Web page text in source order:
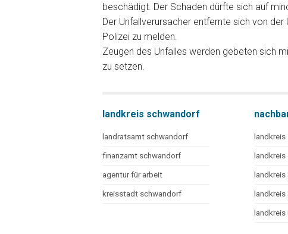
beschädigt. Der Schaden dürfte sich auf
Der Unfallverursacher entfernte sich von
Polizei zu melden.
Zeugen des Unfalles werden gebeten sich
zu setzen.
landkreis schwandorf
landratsamt schwandorf
finanzamt schwandorf
agentur für arbeit
kreisstadt schwandorf
landkreis